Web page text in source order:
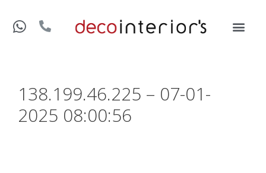
138.199.46.225 – 07-01-
2025 08:00:56